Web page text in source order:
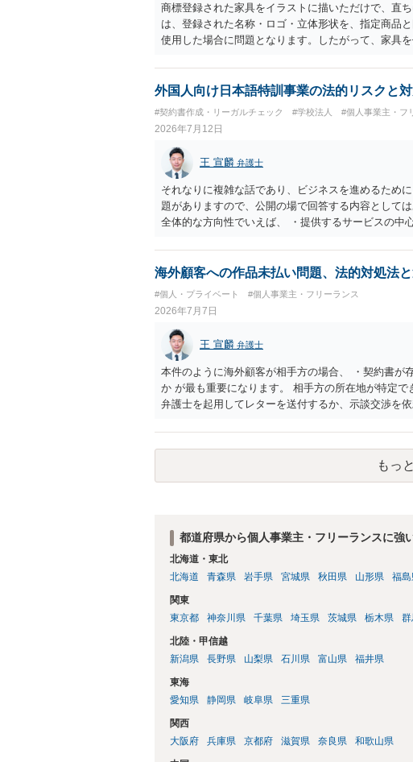
商標登録された家具をイラストに描いただけで、直
は、登録された名称・ロゴ・立体形状を、指定商品
使用した場合に問題となります。したがって、家具
し、公式商品やライセンス商品と誤認させる販売方
得ます。家具のデザインに著作権が認められる場合
しているかが重要です。 また、日本の商標権は原則
る場合は、販売国の商標・意匠等を確認する必要が
消滅している、侵害に当たらない、又は単に権利行
が販売していることだけでは、適法とは判断できませ
外国人向け日本語特訓事業の法的リスクと
#契約書作成・リーガルチェック #学校法人 #個人事業主・フ
2026年7月12日
王 宣麟 弁護士
それなりに複雑な話であり、ビジネスを進めるため
題がありますので、公開の場で回答する内容として
全体的な方向性でいえば、 ・提供するサービスの中
流・学習機会として整理すること。 ・宿泊・交通・
ト本人と事業者の間で完結させ、日本語講師は予約
立場であること、②参加者の移動・アクティビティ
重大な過失を除く範囲で事故等についての責任を限
等を作成された方がよろしいかと思います。 公開の
ありますので、資料などを持参の上、弁護士の相談
海外顧客への作品未払い問題、法的対処法
#個人・プライベート #個人事業主・フリーランス
2026年7月7日
王 宣麟 弁護士
本件のように海外顧客が相手方の場合、 ・契約書が
か が最も重要になります。 相手方の所在地が特定
弁護士を起用してレターを送付するか、示談交渉を
で詳細なご相談を聞くには限界がありますので、詳
もっ
都道府県から個人事業主・フリーランスに強
北海道・東北
北海道
青森県 岩手県 宮城県 秋田県 山形県 福島
関東
東京都
神奈川県 千葉県 埼玉県 茨城県 栃木県 群
北陸・甲信越
新潟県
長野県 山梨県 石川県 富山県 福井県
東海
愛知県
静岡県 岐阜県 三重県
関西
大阪府
兵庫県 京都府 滋賀県 奈良県 和歌山県